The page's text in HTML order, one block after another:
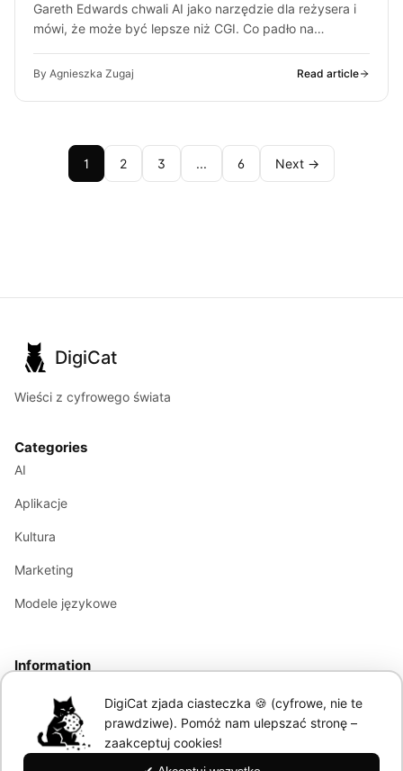
Gareth Edwards chwali AI jako narzędzie dla reżysera i
mówi, że może być lepsze niż CGI. Co padło na
By Agnieszka Zugaj Read article
1 2 3 ... 6 Next →
DigiCat
Wieści z cyfrowego świata
Categories
AI
Aplikacje
Kultura
Marketing
Modele językowe
Information
Polityka Prywatności
DigiCat zjada ciasteczka 🍪 (cyfrowe, nie te
prawdziwe). Pomóż nam ulepszać stronę –
zaakceptuj cookies!